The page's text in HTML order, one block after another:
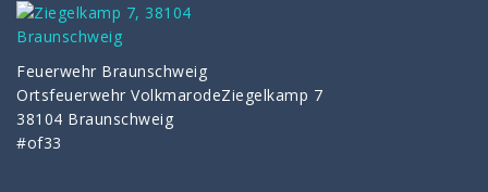
Feuerwehr Braunschweig
Ortsfeuerwehr VolkmarodeZiegelkamp 7
38104 Braunschweig
#of33